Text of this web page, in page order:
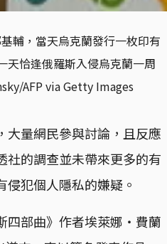
輔，當天烏克蘭發行一枚印有
天恰逢俄羅斯入侵烏克蘭一周
AFP via Getty Images
大量網民參與討論，且反應
社的調查並未帶來更多的有
犯個人隱私的嫌疑。
四部曲》作者埃萊娜‧費蘭